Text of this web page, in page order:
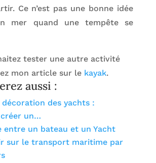
Ce n’est pas une bonne idée
mer quand une tempête se
tester une autre activité
mon article sur le kayak.
aussi :
décoration des yachts :
un…
entre un bateau et un Yacht
sur le transport maritime par